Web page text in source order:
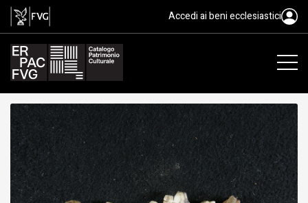
fossile, Animalia, Mammalia
Accedi ai beni ecclesiastici